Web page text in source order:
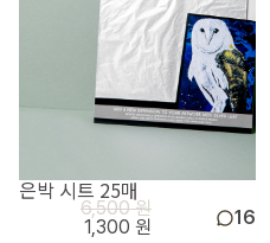
은박 시트 25매
6,500 원
1,300 원
16